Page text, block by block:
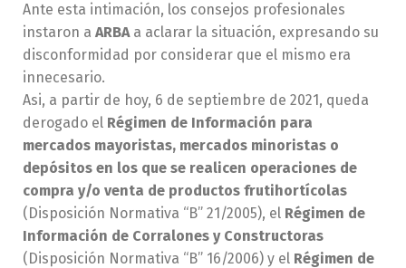
Ante esta intimación, los consejos profesionales
instaron a ARBAa aclarar la situación, expresando su
disconformidad por considerar que el mismo era
innecesario.
Asi, a partir de hoy, 6 de septiembre de 2021, queda
derogado el Régimen de Información para
mercados mayoristas, mercados minoristas o
depósitos en los que se realicen operaciones de
compra y/o venta de productos frutihortícolas
(Disposición Normativa “B” 21/2005), el Régimen de
Información de Corralones y Constructoras
(Disposición Normativa “B” 16/2006) y el Régimen de